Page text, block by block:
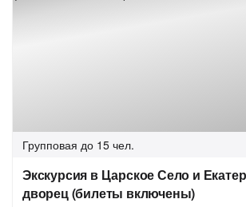
Групповая до 15 чел.
Экскурсия в Царское Село и
дворец (билеты включены)